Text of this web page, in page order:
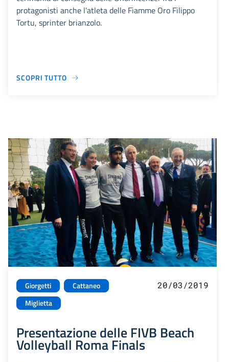
protagonisti anche l'atleta delle Fiamme Oro Filippo
Tortu, sprinter brianzolo.
SCOPRI TUTTO
Giorgetti
Cattaneo
Miglietta
20/03/2019
Presentazione delle FIVB Beach
Volleyball Roma Finals